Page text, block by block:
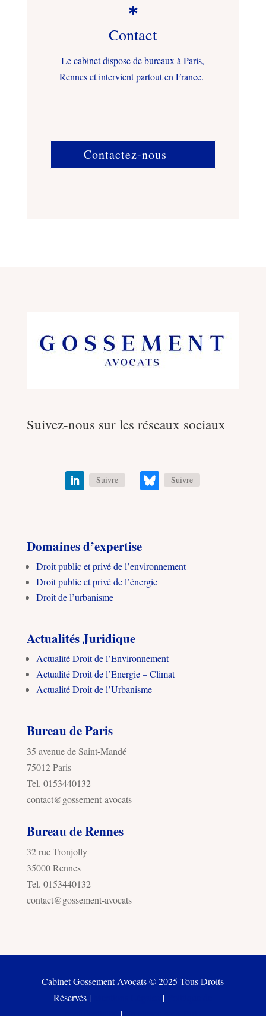

Contact
Le cabinet dispose de bureaux à Paris,
Rennes et intervient partout en France.
Contactez-nous
Suivez-nous sur les réseaux sociaux
Suivre Suivre
Domaines d’expertise
Droit public et privé de l’environnement
Droit public et privé de l’énergie
Droit de l’urbanisme
Actualités Juridique
Actualité Droit de l’Environnement
Actualité Droit de l’Energie – Climat
Actualité Droit de l’Urbanisme
Bureau de Paris
35 avenue de Saint-Mandé
75012 Paris
Tel. 0153440132
contact@gossement-avocats
Bureau de Rennes
32 rue Tronjolly
35000 Rennes
Tel. 0153440132
contact@gossement-avocats
Cabinet Gossement Avocats © 2025 Tous Droits
Réservés |
|
|